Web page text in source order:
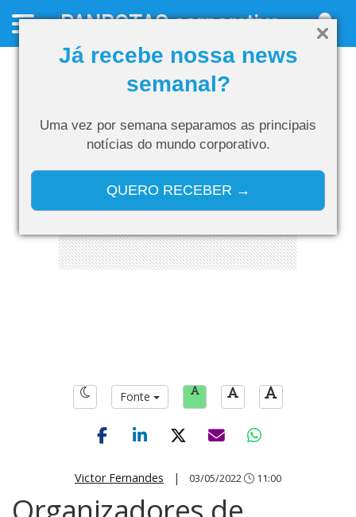
Já recebe nossa news
semanal?
Uma vez por semana separamos as principais
notícias do mundo corporativo.
QUERO RECEBER →
PANROTAScorporativo
Fonte
Victor Fernandes | 03/05/2022 11:00